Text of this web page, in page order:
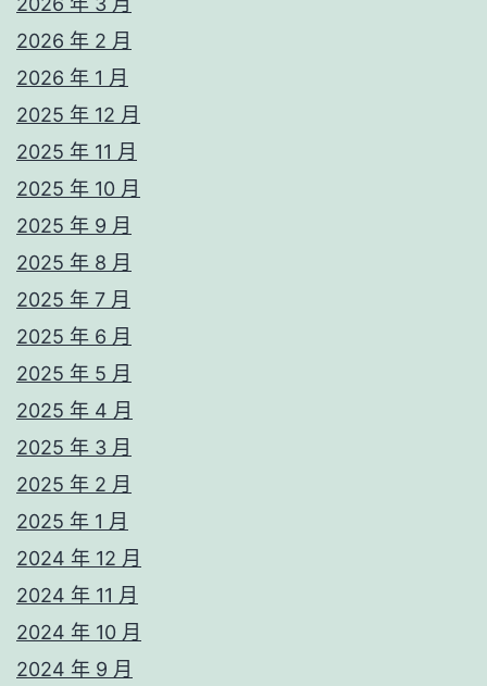
2026 年 2 月
2026 年 1 月
2025 年 12 月
2025 年 11 月
2025 年 10 月
2025 年 9 月
2025 年 8 月
2025 年 7 月
2025 年 6 月
2025 年 5 月
2025 年 4 月
2025 年 3 月
2025 年 2 月
2025 年 1 月
2024 年 12 月
2024 年 11 月
2024 年 10 月
2024 年 9 月